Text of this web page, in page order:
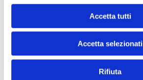
Accetta tutti
Accetta selezionati
Rifiuta